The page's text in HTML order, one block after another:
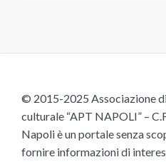
© 2015-2025 Associazione
culturale “APT NAPOLI” –
Napoli è un portale senza
fornire informazioni di